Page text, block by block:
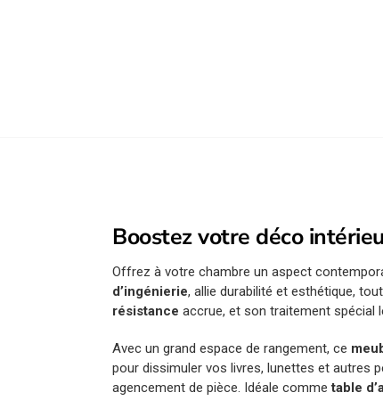
Boostez votre déco
Offrez à votre chambre un aspect
d’ingénierie, allie durabilité et esthétique,
résistance accrue, et son traitement spécial
Avec un grand espace de rangement, ce
pour dissimuler vos livres, lunettes et autres
agencement de pièce. Idéale commetable